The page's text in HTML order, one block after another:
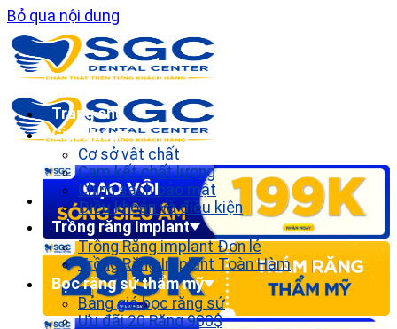
Bỏ qua nội dung
Trang chủ
Giới thiệu
Cơ sở vật chất
Cam kết chất lượng
Chính sách bảo mật
Điều khoản và điều kiện
Trồng răng Implant
Trồng Răng implant Đơn lẻ
Trồng Răng Implant Toàn Hàm
Bọc răng sứ thẩm mỹ
Bảng giá bọc răng sứ
Ưu đãi 20 Răng 900$